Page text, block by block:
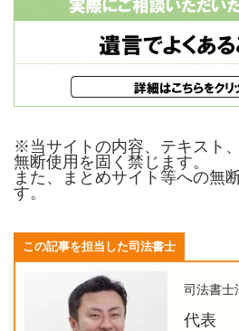
※当サイトの内容、テキスト
無断使用を固く禁じます。
また、まとめサイト等への無
す。
この記事を担当した司法書士
司法書士
代表